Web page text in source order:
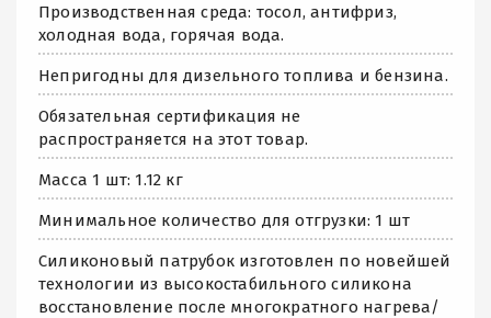
Производственная среда: тосол, антифриз,
холодная вода, горячая вода.
Непригодны для дизельного топлива и бензина.
Обязательная сертификация не
распространяется на этот товар.
Масса 1 шт: 1.12 кг
Минимальное количество для отгрузки: 1 шт
Силиконовый патрубок изготовлен по новейшей
технологии из высокостабильного силикона
восстановление после многократного нагрева/